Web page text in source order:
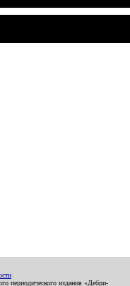
периодического издания «Дебри-